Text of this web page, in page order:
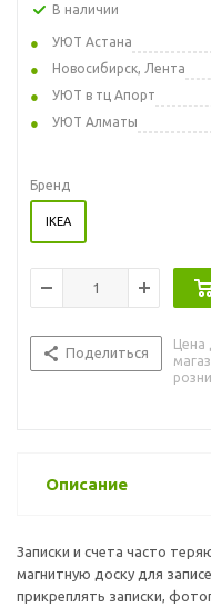
В наличии
УЮТ Астана
Новосибирск, Лента
УЮТ в тц Апорт
УЮТ Алматы
Бренд
IKEA
Поделиться
Цена
Описание
Записки и счета часто
магнитную доску для
прикреплять записки,